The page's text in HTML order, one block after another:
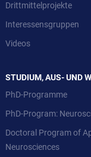
Drittmittelprojekte
Interessensgruppen
Videos
STUDIUM, AUS- UND
PhD-Programme
PhD-Program:
Doctoral Program of
Neurosciences